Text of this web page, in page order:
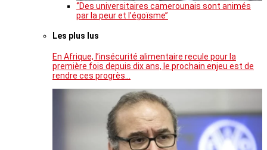
‘’Des universitaires camerounais sont animés
par la peur et l’égoïsme’’
Les plus lus
En Afrique, l’insécurité alimentaire recule pour la
première fois depuis dix ans, le prochain enjeu est de
rendre ces progrès…